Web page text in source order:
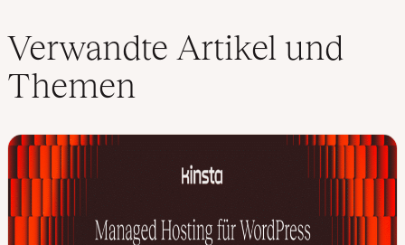
Verwandte Artikel und
Themen